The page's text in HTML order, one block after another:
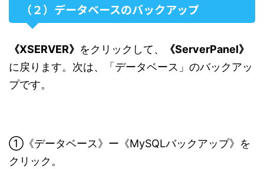
（２）データベースのバックアップ
《XSERVER》 をクリックして、
《ServerPanel》
に戻ります。次は、「データベース」のバックアッ
プです。
①《データベース》ー《MySQLバックアップ》を
クリック。